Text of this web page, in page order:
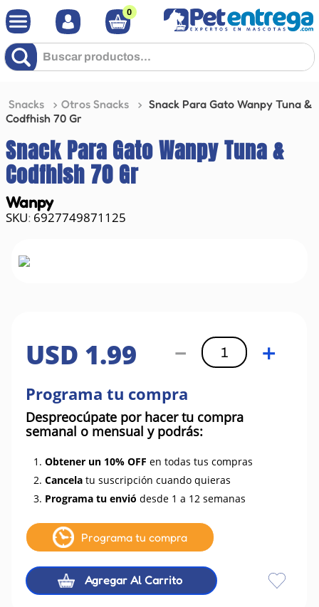
0
Buscar productos...
Snacks Otros Snacks
Snack Para Gato Wanpy Tuna &
Codfhish 70 Gr
Snack Para Gato Wanpy Tuna &
Codfhish 70 Gr
Wanpy
: 6927749871125
USD 1.99 ＋
－
Programa tu compra
Despreocúpate por hacer tu compra
semanal o mensual y podrás:
1. Obtener un 10% OFF en todas tus compras
2. Cancela tu suscripción cuando quieras
3. Programa tu envió desde 1 a 12 semanas
Programa tu compra
Agregar Al Carrito